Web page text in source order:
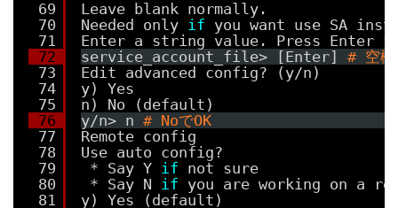
69
70
71
72
73
74
75
76
77
78
79
80
81
Leave blank normally.
Needed only if you want use SA
Enter a string value. Press Enter
service_account_file> [Enter] # 空欄
Edit advanced config? (y/n )
y) Yes
n) No (default)
y/n> n # NoでOK
Remote config
Use auto config?
* Say Y if not sure
* Say N if you are working on a
y) Yes (default)